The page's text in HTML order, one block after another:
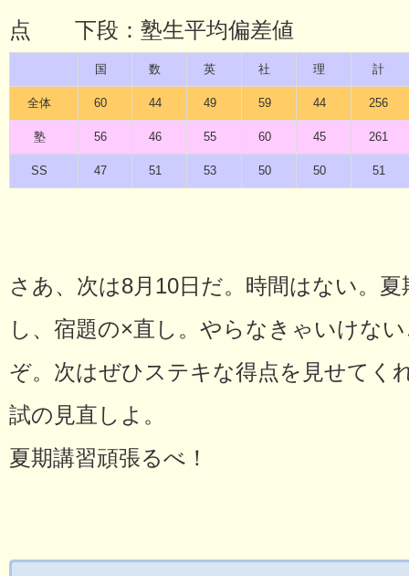
点 下段：塾生平均偏差値
国 数 英 社 理 計
全体 60 44 49 59 44 256
塾 56 46 55 60 45 261
SS 47 51 53 50 50 51
さあ、次は8月10日だ。時間はない。
し、宿題の×直し。やらなきゃいけな
ぞ。次はぜひステキな得点を見せてく
試の見直しよ。
夏期講習頑張るべ！